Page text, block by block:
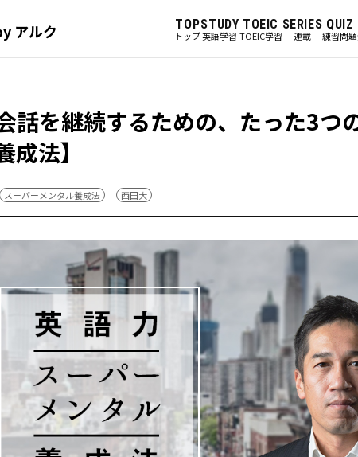
アルク TOP
トップ
STUDY
英語学習
TOEIC
TOEIC学習
SERIES
連載
QUIZ
練習問題
話を継続するための、たった3
法】
スーパーメンタル養成法 西田大